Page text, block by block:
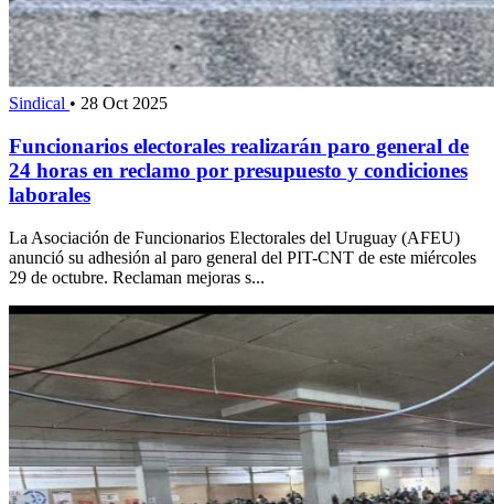
Sindical • 28 Oct 2025
Funcionarios electorales realizarán paro general de
24 horas en reclamo por presupuesto y condiciones
laborales
La Asociación de Funcionarios Electorales del Uruguay (AFEU)
anunció su adhesión al paro general del PIT-CNT de este miércoles
29 de octubre. Reclaman mejoras s...